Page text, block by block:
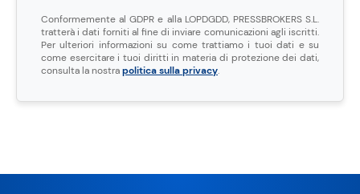
Conformemente al GDPR e alla LOPDGDD, PRESSBROKERS S.L.
tratterà i dati forniti al fine di inviare comunicazioni agli iscritti.
Per ulteriori informazioni su come trattiamo i tuoi dati e su
come esercitare i tuoi diritti in materia di protezione dei dati,
consulta la nostrapolitica sulla privacy.